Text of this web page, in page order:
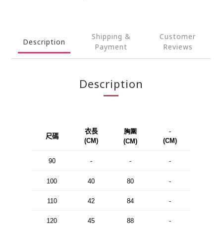
Description
Shipping &
Payment
Customer
Reviews
Description
尺碼
衣長
(CM)
胸圍
(CM)
-
(CM)
90 - - -
100 40 80 -
110 42 84 -
120 45 88 -